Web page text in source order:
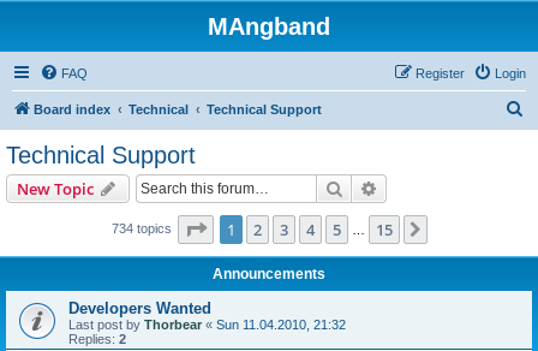
MAngband
FAQ Login
Register
Board index Technical Technical Support
Technical Support
New Topic Search
734 topics Page 1of 15
1 2 3 4 5 15
Announcements
Developers Wanted
Last post by Thorbear « Sun 11.04.2010, 21:32
Replies: 2